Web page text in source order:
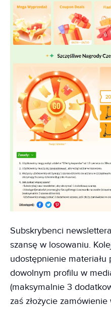
Subskrybenci
szansę w losowaniu.
udostępnienie
dowolnym profilu w
(maksymalnie 3
zaś złożycie